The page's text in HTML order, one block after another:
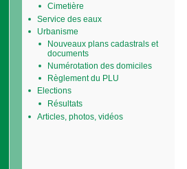
Cimetière
Service des eaux
Urbanisme
Nouveaux plans cadastrals et
documents
Numérotation des domiciles
Règlement du PLU
Elections
Résultats
Articles, photos, vidéos